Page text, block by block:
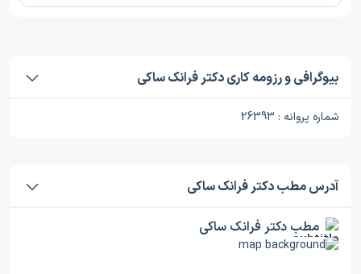
بیوگرافی و رزومه کاری دکتر فرانک ساکی
شماره پروانه : 26393
آدرس مطب دکتر فرانک ساکی
مطب دکتر فرانک ساکی